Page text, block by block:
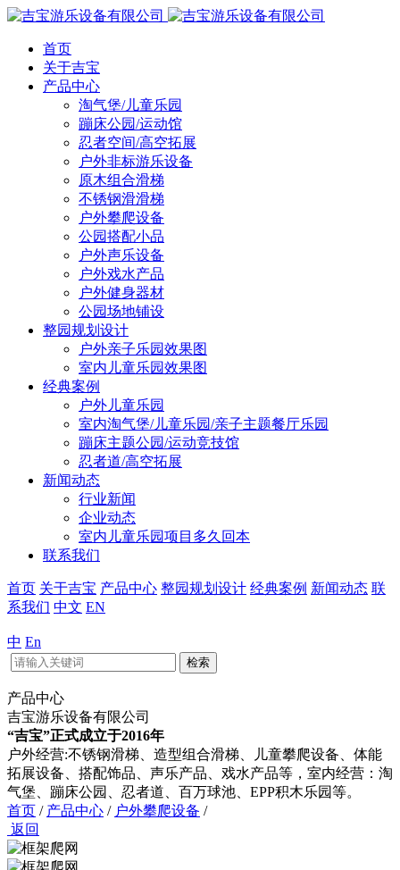
首页
关于吉宝
产品中心
淘气堡/儿童乐园
蹦床公园/运动馆
忍者空间/高空拓展
户外非标游乐设备
原木组合滑梯
不锈钢滑滑梯
户外攀爬设备
公园搭配小品
户外声乐设备
户外戏水产品
户外健身器材
公园场地铺设
整园规划设计
户外亲子乐园效果图
室内儿童乐园效果图
经典案例
户外儿童乐园
室内淘气堡/儿童乐园/亲子主题餐厅乐园
蹦床主题公园/运动竞技馆
忍者道/高空拓展
新闻动态
行业新闻
企业动态
室内儿童乐园项目多久回本
联系我们
首页 关于吉宝 产品中心 整园规划设计 经典案例 新闻动态 联
系我们 中文 EN
中 En
检索
产品中心
吉宝游乐设备有限公司
“吉宝”正式成立于2016年
户外经营:不锈钢滑梯、造型组合滑梯、儿童攀爬设备、体能
拓展设备、搭配饰品、声乐产品、戏水产品等，室内经营：淘
气堡、蹦床公园、忍者道、百万球池、EPP积木乐园等。
首页 / 产品中心 / 户外攀爬设备 /
返回